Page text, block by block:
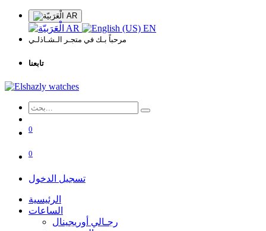
AR
AR EN
مرحباً بـك في متجـر الـشـاذلـي
تابعنا
0
0
تسجيل الدخول
الرئيسية
الساعات
رجـالي أوريجينال